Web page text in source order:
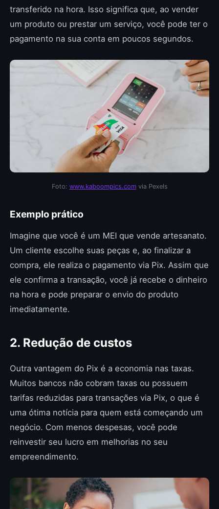
transferido na hora. Isso significa que, ao vender
um produto ou prestar um serviço, você pode ter o
pagamento na sua conta em poucos segundos.
Foto: www.kaboompics.comvia Pexels
Exemplo prático
Imagine que você é um MEI que vende artesanato.
Um cliente escolhe suas peças e, ao finalizar a
compra, ele realiza o pagamento via Pix. Assim que
ele confirma a transação, você já recebe o dinheiro
na hora e pode preparar o envio do produto
imediatamente.
2. Redução de custos
Outra vantagem do Pix é a economia nas taxas.
Muitos bancos não cobram taxas ou possuem
tarifas reduzidas para transações via Pix, o que é
uma ótima notícia para quem está começando um
negócio. Com menos despesas, você pode
reinvestir seu lucro em melhorias no seu
empreendimento.